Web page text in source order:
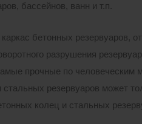
бассейнов, ванн и т.п.
бетонных резервуаров,
разрушения
прочные по человеческим
резервуаров может
колец и стальных